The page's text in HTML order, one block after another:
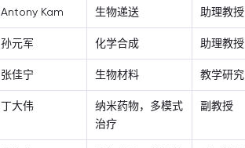
Antony Kam 生物递送 助理教授
孙元军 化学合成 助理教授
张佳宁 生物材料 教学研
丁大伟
纳米药物，多模式
治疗
副教授